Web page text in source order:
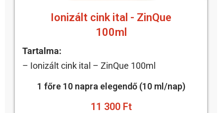
Ionizált cink ital - ZinQue
100ml
Tartalma:
– Ionizált cink ital – ZinQue 100ml
1 főre 10 napra elegendő (10 ml/nap)
11 300 Ft